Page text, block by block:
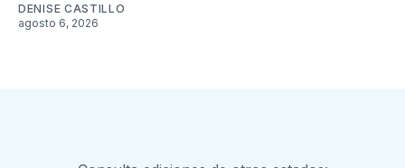
DENISE CASTILLO
agosto 6, 2026